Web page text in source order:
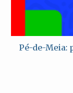
Pé-de-Meia: